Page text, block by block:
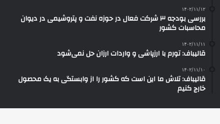
۱۴۰۲/۱۱/۱۲
بررسی بودجه ۳ شرکت‌ فعال در حوزه نفت و پتروشیمی در دیوان
محاسبات کشور
۱۴۰۲/۱۱/۱۱
قالیباف: تورم با ارزپاشی و واردات ارزان حل نمی‌شود
۱۴۰۲/۱۱/۱۰
قالیباف: تلاش ما این است که کشور را از وابستگی به یک محصول
خارج کنیم